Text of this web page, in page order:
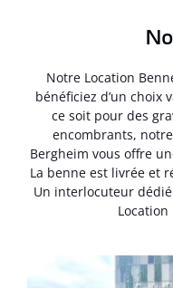
Notre Location
bénéficiez d’un choix
ce soit pour des
encombrants,
Bergheim vous offre
La benne est livrée et
Un interlocuteur